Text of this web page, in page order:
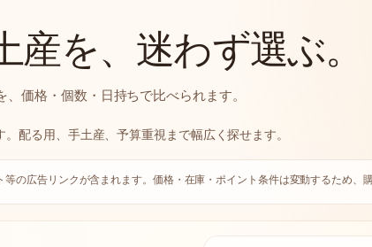
を、迷わず選ぶ。
価格・個数・日持ちで比べられます。
配る用、手土産、予算重視まで幅広く探せます。
の広告リンクが含まれます。価格・在庫・ポイント条件は変動するため、